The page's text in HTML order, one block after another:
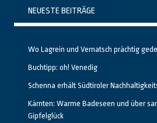
NEUESTE BEITRÄGE
Wo Lagrein und Vernatsch prächtig
Buchtipp: oh! Venedig
Schenna erhält Südtiroler
Kärnten: Warme Badeseen und über
Gipfelglück